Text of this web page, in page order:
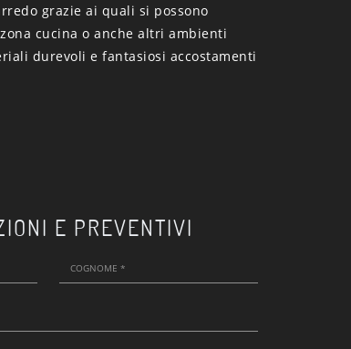
grazie ai quali si possono
cucina o anche altri ambienti
durevoli e fantasiosi accostamenti
E PREVENTIVI